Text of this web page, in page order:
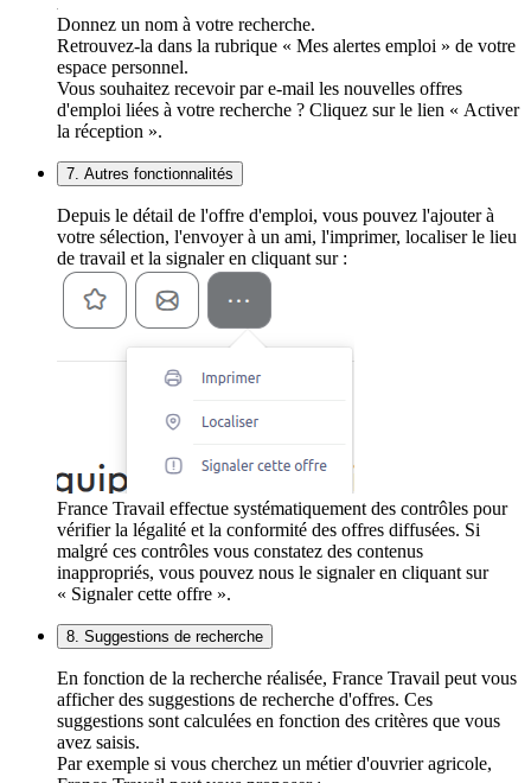
Donnez un nom à votre recherche.
Retrouvez-la dans la rubrique « Mes alertes emploi » de votre
espace personnel.
Vous souhaitez recevoir par e-mail les nouvelles offres
d'emploi liées à votre recherche ? Cliquez sur le lien « Activer
la réception ».
7. Autres fonctionnalités
Depuis le détail de l'offre d'emploi, vous pouvez l'ajouter à
votre sélection, l'envoyer à un ami, l'imprimer, localiser le lieu
de travail et la signaler en cliquant sur :
France Travail effectue systématiquement des contrôles pour
vérifier la légalité et la conformité des offres diffusées. Si
malgré ces contrôles vous constatez des contenus
inappropriés, vous pouvez nous le signaler en cliquant sur
« Signaler cette offre ».
8. Suggestions de recherche
En fonction de la recherche réalisée, France Travail peut vous
afficher des suggestions de recherche d'offres. Ces
suggestions sont calculées en fonction des critères que vous
avez saisis.
Par exemple si vous cherchez un métier d'ouvrier agricole,